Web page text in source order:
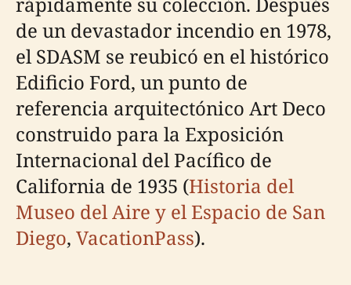
de un devastador incendio en 1978,
el SDASM se reubicó en el histórico
Edificio Ford, un punto de
referencia arquitectónico Art Deco
construido para la Exposición
Internacional del Pacífico de
California de 1935 (Historia del
Museo del Aire y el Espacio de San
Diego, VacationPass).